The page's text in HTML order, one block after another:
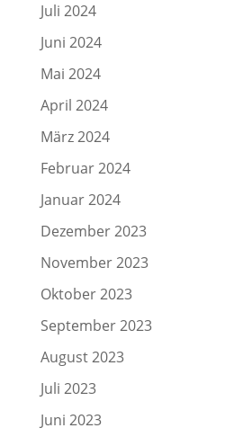
Juli 2024
Juni 2024
Mai 2024
April 2024
März 2024
Februar 2024
Januar 2024
Dezember 2023
November 2023
Oktober 2023
September 2023
August 2023
Juli 2023
Juni 2023